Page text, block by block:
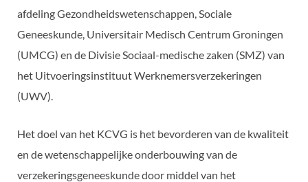
afdeling Gezondheidswetenschappen, Sociale
Geneeskunde, Universitair Medisch Centrum Groningen
(UMCG) en de Divisie Sociaal-medische zaken (SMZ) van
het Uitvoeringsinstituut Werknemersverzekeringen
(UWV).
Het doel van het KCVG is het bevorderen van de kwaliteit
en de wetenschappelijke onderbouwing van de
verzekeringsgeneeskunde door middel van het